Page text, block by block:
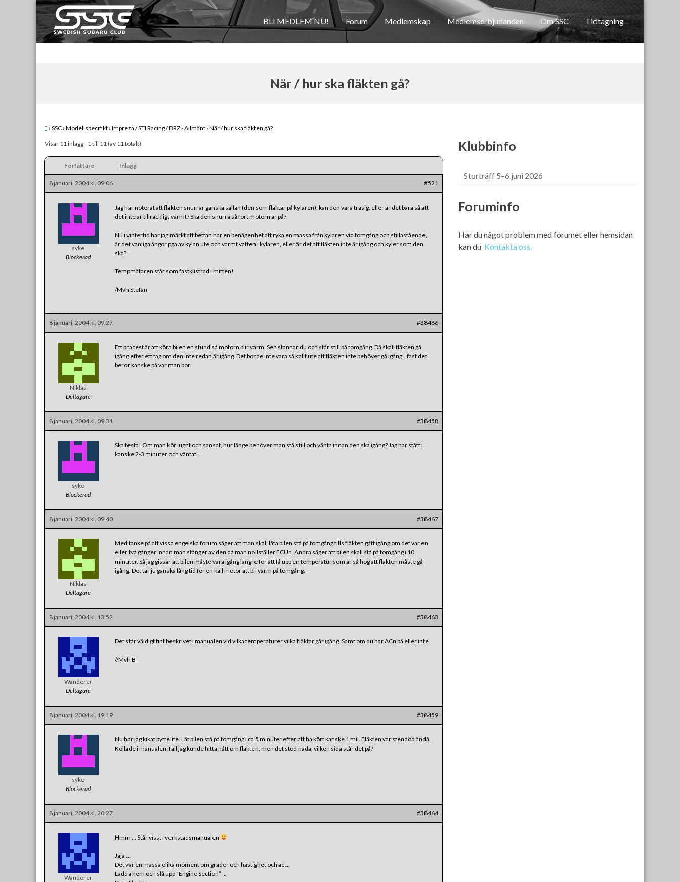
Skip
to
content
Swedish Subaru Club
För oss som älskar Subaru!
BLI MEDLEM NU! Forum Medlemskap Medlemserbjudanden Om SSC Tidtagning
När / hur ska fläkten gå?
› SSC › Modellspecifikt › Impreza / STI Racing / BRZ › Allmänt › När / hur ska fläkten gå?
Visar 11 inlägg - 1 till 11 (av 11 totalt)
Författare Inlägg
8 januari, 2004 kl. 09:06 #521
syke
Blockerad
Jag har noterat att fläkten snurrar ganska sällan (den som fläktar på kylaren), kan den vara trasig, eller är det bara så att
det inte är tillräckligt varmt? Ska den snurra så fort motorn är på?
Nu i vintertid har jag märkt att bettan har en benägenhet att ryka en massa från kylaren vid tomgång och stillastående,
är det vanliga ångor pga av kylan ute och varmt vatten i kylaren, eller är det att fläkten inte är igång och kyler som den
ska?
Tempmätaren står som fastklistrad i mitten!
/Mvh Stefan
8 januari, 2004 kl. 09:27 #38466
Niklas
Deltagare
Ett bra test är att köra bilen en stund så motorn blir varm. Sen stannar du och står still på tomgång. Då skall fläkten gå
igång efter ett tag om den inte redan är igång. Det borde inte vara så kallt ute att fläkten inte behöver gå igång…fast det
beror kanske på var man bor.
8 januari, 2004 kl. 09:31 #38458
syke
Blockerad
Ska testa! Om man kör lugnt och sansat, hur länge behöver man stå still och vänta innan den ska igång? Jag har stått i
kanske 2-3 minuter och väntat…
8 januari, 2004 kl. 09:40 #38467
Niklas
Deltagare
Med tanke på att vissa engelska forum säger att man skall låta bilen stå på tomgång tills fläkten gått igång om det var en
eller två gånger innan man stänger av den då man nollställer ECUn. Andra säger att bilen skall stå på tomgång i 10
minuter. Så jag gissar att bilen måste vara igång längre för att få upp en temperatur som är så hög att fläkten måste gå
igång. Det tar ju ganska lång tid för en kall motor att bli varm på tomgång.
8 januari, 2004 kl. 13:52 #38463
Wanderer
Deltagare
Det står väldigt fint beskrivet i manualen vid vilka temperaturer vilka fläktar går igång. Samt om du har ACn på eller inte.
//Mvh B
8 januari, 2004 kl. 19:19 #38459
syke
Blockerad
Nu har jag kikat pyttelite. Lät bilen stå på tomgång i ca 5 minuter efter att ha kört kanske 1 mil. Fläkten var stendöd ändå.
Kollade i manualen ifall jag kunde hitta nått om fläkten, men det stod nada, vilken sida står det på?
8 januari, 2004 kl. 20:27 #38464
Wanderer
Hmm … Står visst i verkstadsmanualen
Jaja …
Det var en massa olika moment om grader och hastighet och ac …
Ladda hem och slå upp ”Engine Section” …
Klubbinfo
Storträff 5–6 juni 2026
Foruminfo
Har du något problem med forumet eller hemsidan
kan du Kontakta oss.